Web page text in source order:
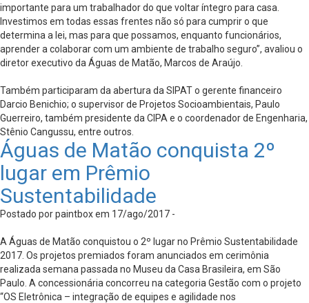
importante para um trabalhador do que voltar íntegro para casa.
Investimos em todas essas frentes não só para cumprir o que
determina a lei, mas para que possamos, enquanto funcionários,
aprender a colaborar com um ambiente de trabalho seguro”, avaliou o
diretor executivo da Águas de Matão, Marcos de Araújo.
Também participaram da abertura da SIPAT o gerente financeiro
Darcio Benichio; o supervisor de Projetos Socioambientais, Paulo
Guerreiro, também presidente da CIPA e o coordenador de Engenharia,
Stênio Cangussu, entre outros.
Águas de Matão conquista 2º
lugar em Prêmio
Sustentabilidade
Postado por paintbox em 17/ago/2017 -
A Águas de Matão conquistou o 2º lugar no Prêmio Sustentabilidade
2017. Os projetos premiados foram anunciados em cerimônia
realizada semana passada no Museu da Casa Brasileira, em São
Paulo. A concessionária concorreu na categoria Gestão com o projeto
“OS Eletrônica – integração de equipes e agilidade nos